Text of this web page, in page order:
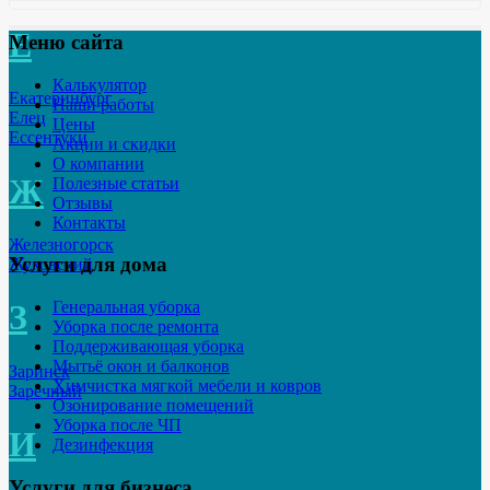
Е
Екатеринбург
Елец
Ессентуки
Ж
Железногорск
Жуковский
З
Заринск
Заречный
И
Меню сайта
Калькулятор
Наши работы
Цены
Акции и скидки
О компании
Полезные статьи
Отзывы
Контакты
Услуги для дома
Генеральная уборка
Уборка после ремонта
Поддерживающая уборка
Мытьё окон и балконов
Химчистка мягкой мебели и ковров
Озонирование помещений
Уборка после ЧП
Дезинфекция